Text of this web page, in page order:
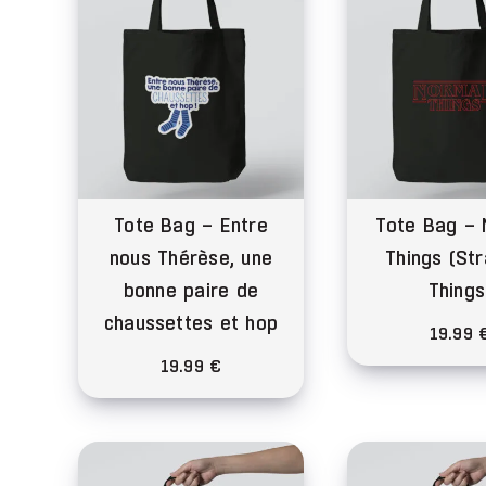
options
être
choisies
page
du
produit
être
la
du
Tote Bag – Entre
nous Thérèse, une
bonne paire de
chaussettes et hop
19.99 €
Ce
a
Tote Bag –
Things
19.99